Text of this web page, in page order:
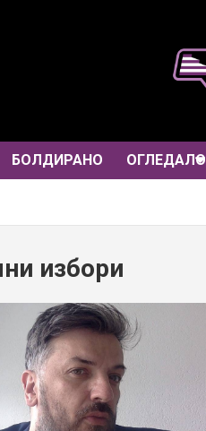
БОЛДИРАНО ОГЛЕДАЛО
избори